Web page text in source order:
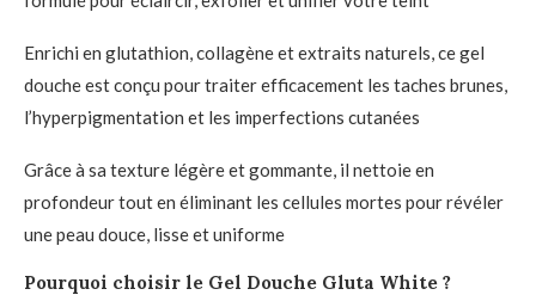
Enrichi en glutathion, collagène et extraits naturels, ce gel
douche est conçu pour traiter efficacement les taches brunes,
l’hyperpigmentation et les imperfections cutanées
Grâce à sa texture légère et gommante, il nettoie en
profondeur tout en éliminant les cellules mortes pour révéler
une peau douce, lisse et uniforme
Pourquoi choisir le Gel Douche Gluta White ?